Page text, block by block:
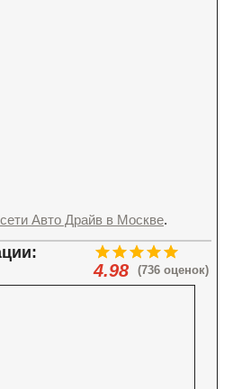
Авто Драйв в Москве.
(736 оценок)
4.98